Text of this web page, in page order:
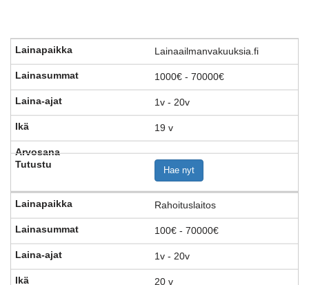
Lainaailmanvakuuksia.fi
1000€ - 70000€
1v - 20v
19 v
Hae nyt
Rahoituslaitos
100€ - 70000€
1v - 20v
20 v